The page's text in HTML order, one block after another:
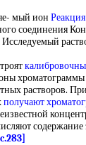
мый ион Реакция
соединения
Исследуемый
хроматограммы
растворов. При
получают
содержание